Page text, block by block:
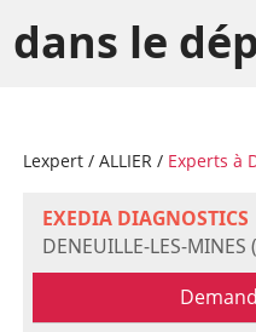
dans le
Lexpert/ ALLIER/ Experts à
EXEDIA DIAGNOSTICS
DENEUILLE-LES-MINES